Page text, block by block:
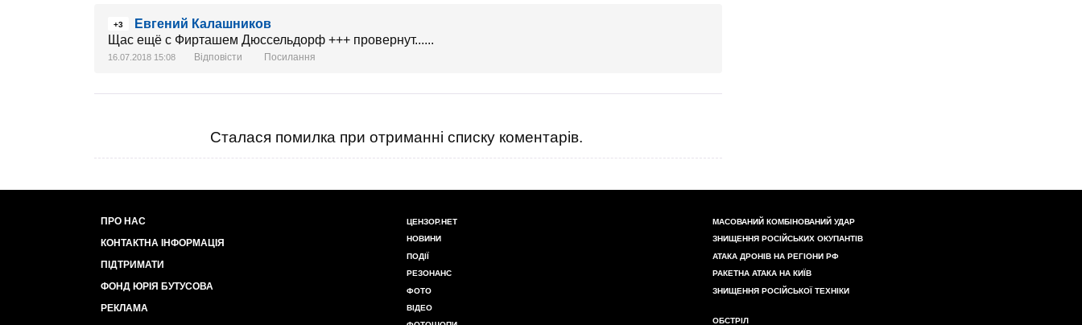
+3
Евгений Калашников
Щас ещё с Фирташем Дюссельдорф +++ провернут......
16.07.2018 15:08 Відповісти Посилання
Сталася помилка при отриманні списку коментарів.
ПРО НАС
КОНТАКТНА ІНФОРМАЦІЯ
ПІДТРИМАТИ
ФОНД ЮРІЯ БУТУСОВА
РЕКЛАМА
ЦЕНЗОР.НЕТ
НОВИНИ
ПОДІЇ
РЕЗОНАНС
ФОТО
ВІДЕО
МАСОВАНИЙ КОМБІНОВАНИЙ УДАР
ЗНИЩЕННЯ РОСІЙСЬКИХ ОКУПАНТІВ
АТАКА ДРОНІВ НА РЕГІОНИ РФ
РАКЕТНА АТАКА НА КИЇВ
ЗНИЩЕННЯ РОСІЙСЬКОЇ ТЕХНІКИ
ОБСТРІЛ